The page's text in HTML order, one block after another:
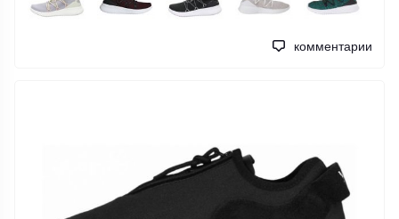
комментарии